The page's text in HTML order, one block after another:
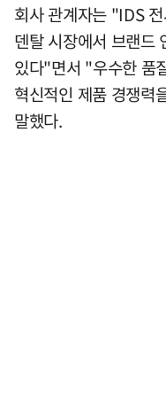
회사 관계자는 "IDS
덴탈 시장에서 브랜드
있다"면서 "우수한 품
혁신적인 제품 경쟁력
말했다.